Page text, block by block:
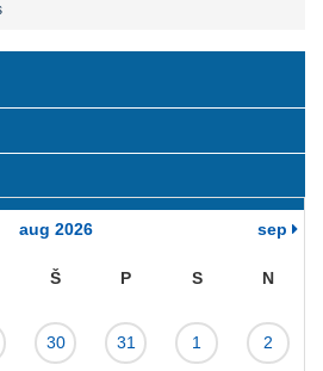
aug 2026 sep
Š P S N
30 31 1 2